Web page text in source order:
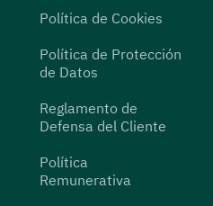
Política de Cookies
Política de Protección
de Datos
Reglamento de
Defensa del Cliente
Política
Remunerativa